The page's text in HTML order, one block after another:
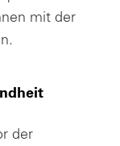
mit der
der